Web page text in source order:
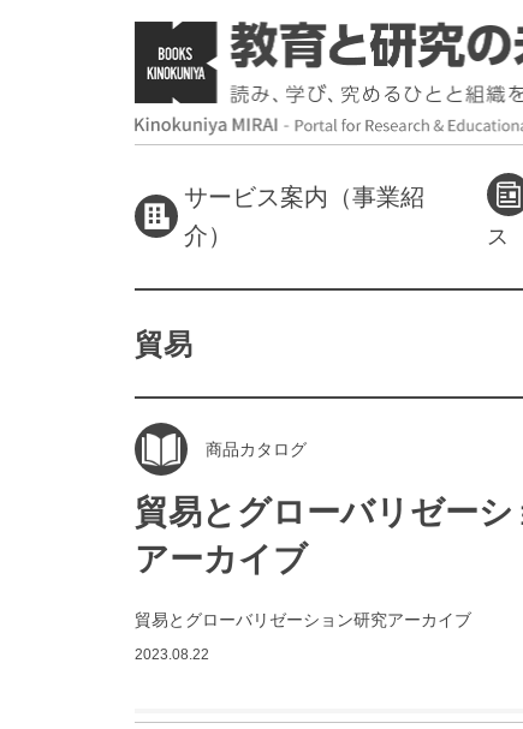
サービス案内（事業紹
介）
ス
貿易
商品カタログ
貿易とグローバリゼー
アーカイブ
貿易とグローバリゼーション研究アーカイブ
2023.08.22